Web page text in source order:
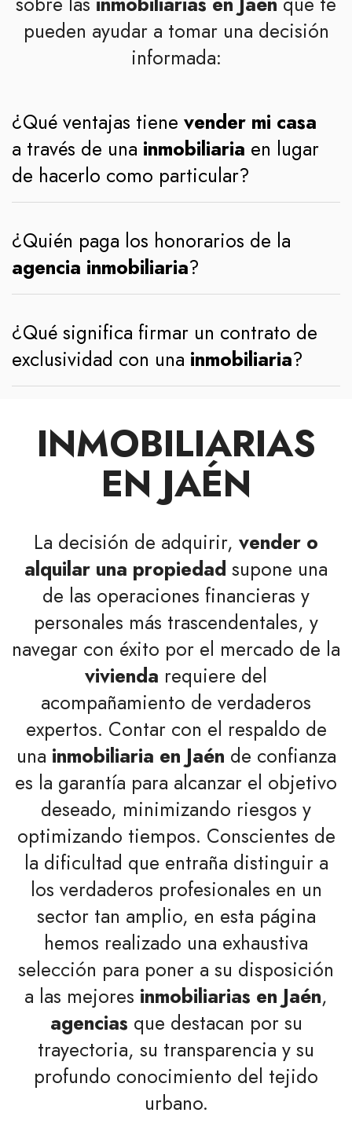
pueden ayudar a tomar una decisión
informada:
¿Qué ventajas tiene vender mi casa
a través de una inmobiliaria en lugar
de hacerlo como particular?
¿Quién paga los honorarios de la
agencia inmobiliaria?
¿Qué significa firmar un contrato de
exclusividad con una inmobiliaria?
INMOBILIARIAS
EN JAÉN
La decisión de adquirir, vender o
alquilar una propiedad supone una
de las operaciones financieras y
personales más trascendentales, y
navegar con éxito por el mercado de la
vivienda requiere del
acompañamiento de verdaderos
expertos. Contar con el respaldo de
una inmobiliaria en Jaén de confianza
es la garantía para alcanzar el objetivo
deseado, minimizando riesgos y
optimizando tiempos. Conscientes de
la dificultad que entraña distinguir a
los verdaderos profesionales en un
sector tan amplio, en esta página
hemos realizado una exhaustiva
selección para poner a su disposición
a las mejores inmobiliarias en Jaén,
agencias que destacan por su
trayectoria, su transparencia y su
profundo conocimiento del tejido
urbano.